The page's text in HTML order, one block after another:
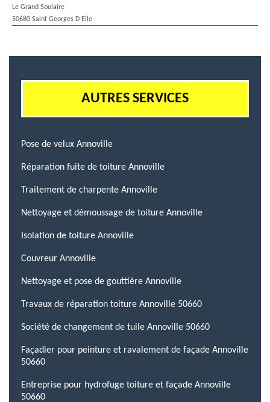
Le Grand Soulaire
50680 Saint Georges D Elle
AUTRES SERVICES
Pose de velux Annoville
Réparation fuite de toiture Annoville
Traitement de charpente Annoville
Nettoyage et démoussage de toiture Annoville
Isolation de toiture Annoville
Couvreur Annoville
Nettoyage et pose de gouttière Annoville
Travaux de réparation toiture Annoville 50660
Société de changement de tuile Annoville 50660
Façadier pour peinture et ravalement de façade Annoville
50660
Entreprise pour hydrofuge toiture et façade Annoville
50660